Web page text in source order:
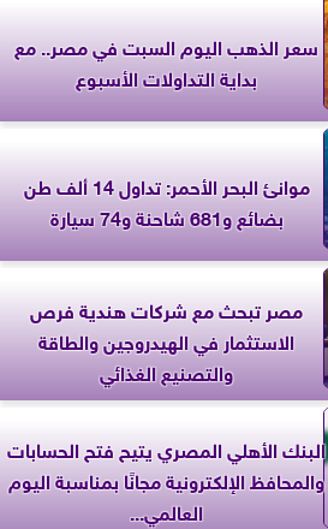
سعر الذهب اليوم السبت في مصر.. مع
بداية التداولات الأسبوع
موانئ البحر الأحمر: تداول 14 ألف طن
بضائع و681 شاحنة و74 سيارة
مصر تبحث مع شركات هندية فرص
الاستثمار في الهيدروجين والطاقة
والتصنيع الغذائي
البنك الأهلي المصري يتيح فتح الحسابات
والمحافظ الإلكترونية مجانًا بمناسبة اليوم
العالمي...